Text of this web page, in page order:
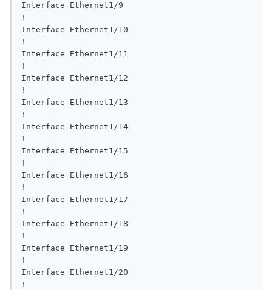
Interface Ethernet1/9
!
Interface Ethernet1/10
!
Interface Ethernet1/11
!
Interface Ethernet1/12
!
Interface Ethernet1/13
!
Interface Ethernet1/14
!
Interface Ethernet1/15
!
Interface Ethernet1/16
!
Interface Ethernet1/17
!
Interface Ethernet1/18
!
Interface Ethernet1/19
!
Interface Ethernet1/20
!